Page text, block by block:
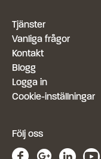
Tjänster
Vanliga frågor
Kontakt
Blogg
Logga in
Cookie-inställningar
Följ oss